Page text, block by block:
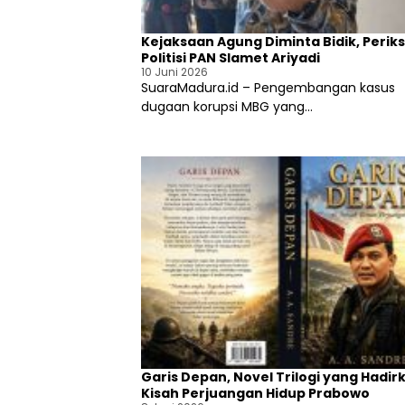
a
t
i
n
I
z
i
n
T
a
m
b
a
n
g
,
K
e
j
a
e
b
u
u
p
B
B
M
S
u
b
s
i
d
i
k
e
P
T
C
Kejaksaan Agung Diminta Bidik,
Politisi PAN Slamet Ariyadi
10 Juni 2026
SuaraMadura.id – Pengembangan kasus
dugaan korupsi MBG yang...
Garis Depan, Novel Trilogi yang
Kisah Perjuangan Hidup Prabowo